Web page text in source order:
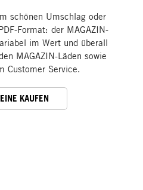
schönen Umschlag oder
Format: der MAGAZIN-
im Wert und überall
MAGAZIN-Läden sowie
Customer Service.
KAUFEN